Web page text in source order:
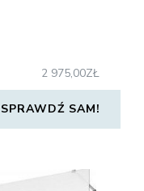
2 975,00ZŁ
SPRAWDŹ SAM!